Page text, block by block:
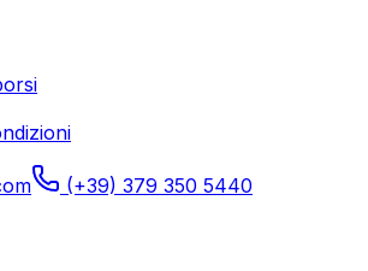
(+39) 379 350 5440